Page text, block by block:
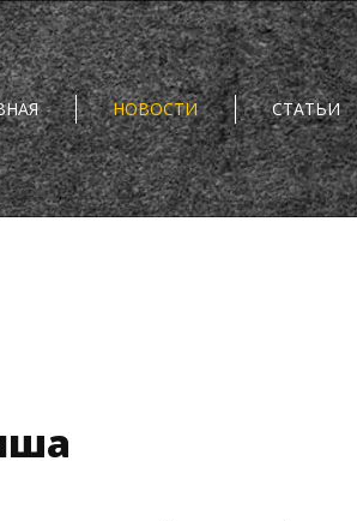
НОВОСТИ СТАТЬИ